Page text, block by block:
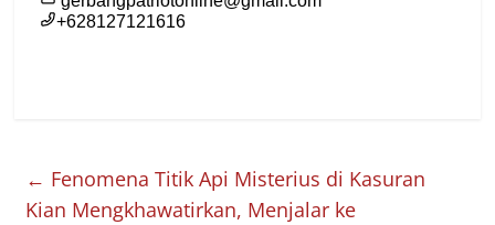
← Fenomena Titik Api Misterius di Kasuran
Kian Mengkhawatirkan, Menjalar ke